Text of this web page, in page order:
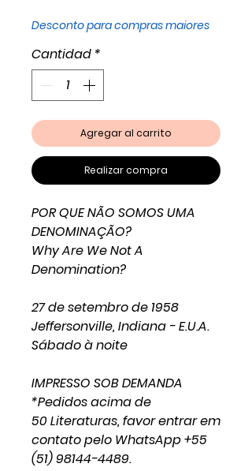
Desconto para compras maiores
Cantidad *
Agregar al carrito
Realizar compra
POR QUE NÃO SOMOS UMA
DENOMINAÇÃO?
Why Are We Not A
Denomination?
27 de setembro de 1958
Jeffersonville, Indiana - E.U.A.
Sábado à noite
IMPRESSO SOB DEMANDA
*Pedidos acima de
50 Literaturas, favor entrar em
contato pelo WhatsApp +55
(51) 98144-4489.